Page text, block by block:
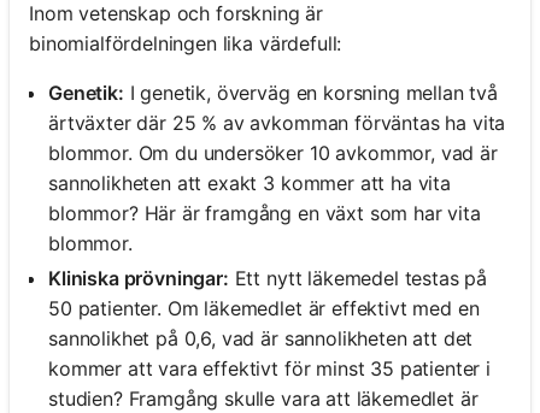
Inom vetenskap och forskning är
binomialfördelningen lika värdefull:
Genetik: I genetik, överväg en korsning mellan två
ärtväxter där 25 % av avkomman förväntas ha vita
blommor. Om du undersöker 10 avkommor, vad är
sannolikheten att exakt 3 kommer att ha vita
blommor? Här är framgång en växt som har vita
blommor.
Kliniska prövningar: Ett nytt läkemedel testas på
50 patienter. Om läkemedlet är effektivt med en
sannolikhet på 0,6, vad är sannolikheten att det
kommer att vara effektivt för minst 35 patienter i
studien? Framgång skulle vara att läkemedlet är